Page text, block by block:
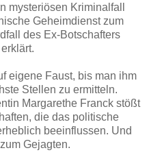
mysteriösen Kriminalfall
Geheimdienst zum
des Ex-Botschafters
eigene Faust, bis man ihm
Stellen zu ermitteln.
Margarethe Franck stößt
die das politische
beeinflussen. Und
Gejagten.